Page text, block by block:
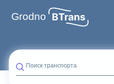
Grodno
Поиск транспорта